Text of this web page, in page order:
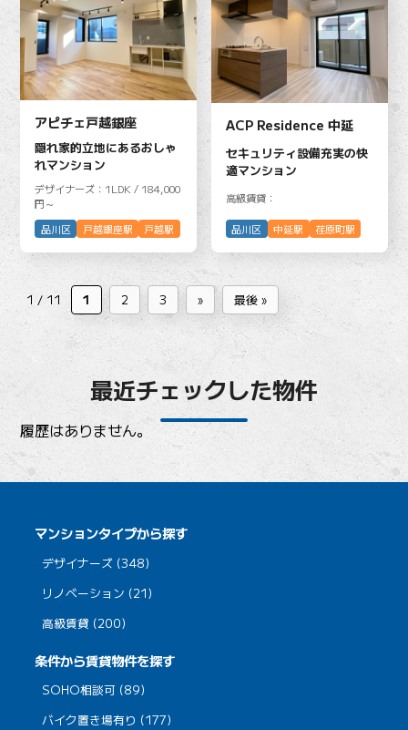
アピチェ戸越銀座
隠れ家的立地にあるおしゃ
れマンション
デザイナーズ：1LDK / 184,000
円～
品川区
戸越銀座駅 戸越駅
ACP Residence 中延
セキュリティ設備充実の快
適マンション
高級賃貸：
品川区 中延駅 荏原町駅
1 / 11 1 2 3 » 最後 »
最近チェックした物件
履歴はありません。
マンションタイプから探す
デザイナーズ (348)
リノベーション (21)
高級賃貸 (200)
条件から賃貸物件を探す
SOHO相談可 (89)
バイク置き場有り (177)